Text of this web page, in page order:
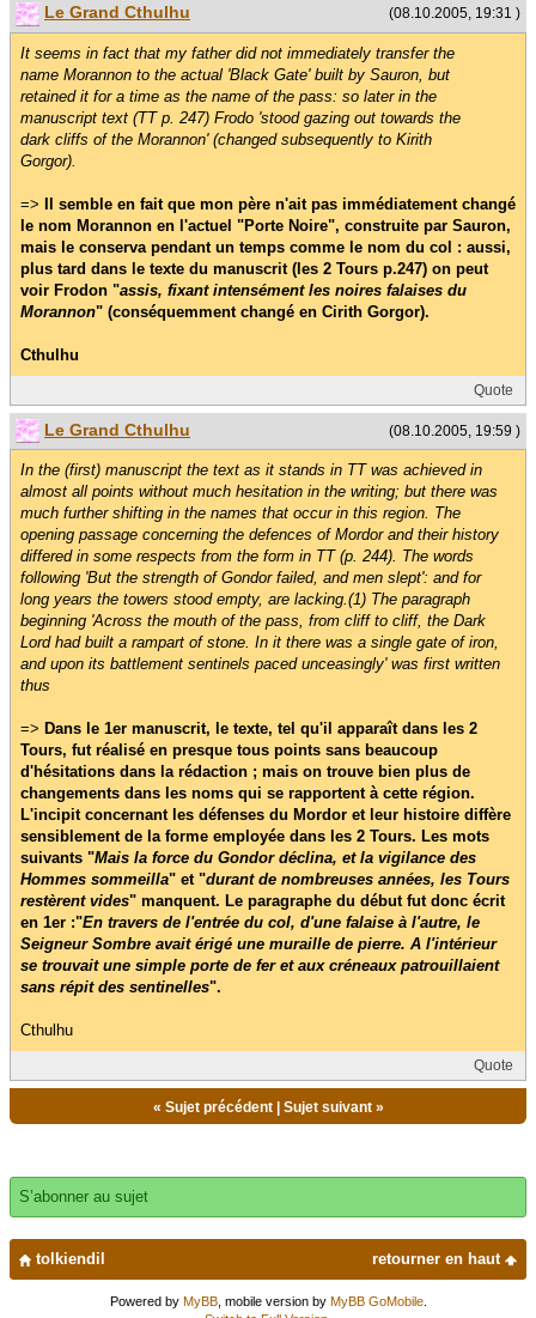
(08.10.2005, 19:31 )
Le Grand Cthulhu
It seems in fact that my father did not immediately transfer the
name Morannon to the actual 'Black Gate' built by Sauron, but
retained it for a time as the name of the pass: so later in the
manuscript text (TT p. 247) Frodo 'stood gazing out towards the
dark cliffs of the Morannon' (changed subsequently to Kirith
Gorgor).
=>
Il semble en fait que mon père n'ait pas immédiatement changé
le nom Morannon en l'actuel "Porte Noire", construite par Sauron,
mais le conserva pendant un temps comme le nom du col : aussi,
plus tard dans le texte du manuscrit (les 2 Tours p.247) on peut
voir Frodon "assis, fixant intensément les noires falaises du
Morannon" (conséquemment changé en Cirith Gorgor).
Cthulhu
Quote
(08.10.2005, 19:59 )
Le Grand Cthulhu
In the (first) manuscript the text as it stands in TT was achieved in
almost all points without much hesitation in the writing; but there was
much further shifting in the names that occur in this region. The
opening passage concerning the defences of Mordor and their history
differed in some respects from the form in TT (p. 244). The words
following 'But the strength of Gondor failed, and men slept': and for
long years the towers stood empty, are lacking.(1) The paragraph
beginning 'Across the mouth of the pass, from cliff to cliff, the Dark
Lord had built a rampart of stone. In it there was a single gate of iron,
and upon its battlement sentinels paced unceasingly' was first written
thus
=> Dans le 1er manuscrit, le texte, tel qu'il apparaît dans les 2
Tours, fut réalisé en presque tous points sans beaucoup
d'hésitations dans la rédaction ; mais on trouve bien plus de
changements dans les noms qui se rapportent à cette région.
L'incipit concernant les défenses du Mordor et leur histoire diffère
sensiblement de la forme employée dans les 2 Tours. Les mots
suivants "Mais la force du Gondor déclina, et la vigilance des
Hommes sommeilla" et "durant de nombreuses années, les Tours
restèrent vides" manquent. Le paragraphe du début fut donc écrit
en 1er :"En travers de l'entrée du col, d'une falaise à l'autre, le
Seigneur Sombre avait érigé une muraille de pierre. A l'intérieur
se trouvait une simple porte de fer et aux créneaux patrouillaient
sans répit des sentinelles".
Cthulhu
Quote
« Sujet précédent| Sujet suivant»
S’abonner au sujet
retourner en haut
tolkiendil
Powered by MyBB, mobile version by MyBB GoMobile.